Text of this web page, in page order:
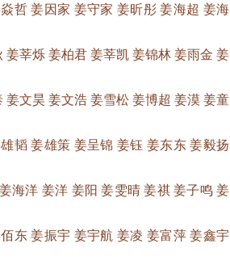
哲 姜因家 姜守家 姜昕彤 姜海超 姜海
莘烁 姜柏君 姜莘凯 姜锦林 姜雨金 姜
文昊 姜文浩 姜雪松 姜博超 姜漠 姜童
韬 姜雄策 姜呈锦 姜钰 姜东东 姜毅扬
海洋 姜洋 姜阳 姜雯晴 姜祺 姜子鸣 姜
东 姜振宇 姜宇航 姜凌 姜富萍 姜鑫宇